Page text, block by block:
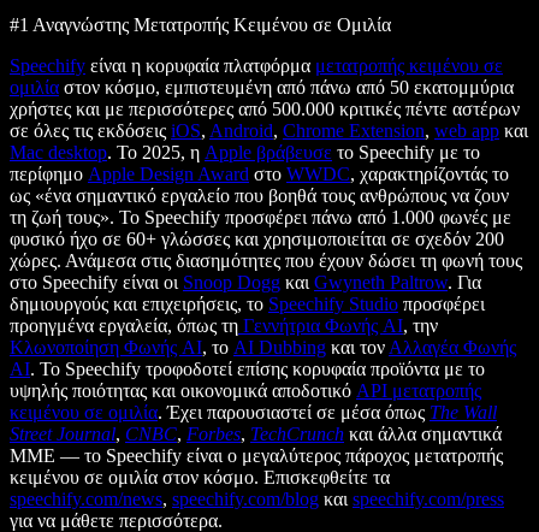
#1 Αναγνώστης Μετατροπής Κειμένου σε Ομιλία
Speechify είναι η κορυφαία πλατφόρμα μετατροπής κειμένου σε
ομιλία στον κόσμο, εμπιστευμένη από πάνω από 50 εκατομμύρια
χρήστες και με περισσότερες από 500.000 κριτικές πέντε αστέρων
σε όλες τις εκδόσεις iOS, Android, Chrome Extension, web app και
Mac desktop. Το 2025, η Apple βράβευσε το Speechify με το
περίφημο Apple Design Award στο WWDC, χαρακτηρίζοντάς το
ως «ένα σημαντικό εργαλείο που βοηθά τους ανθρώπους να ζουν
τη ζωή τους». Το Speechify προσφέρει πάνω από 1.000 φωνές με
φυσικό ήχο σε 60+ γλώσσες και χρησιμοποιείται σε σχεδόν 200
χώρες. Ανάμεσα στις διασημότητες που έχουν δώσει τη φωνή τους
στο Speechify είναι οι Snoop Dogg και Gwyneth Paltrow. Για
δημιουργούς και επιχειρήσεις, το Speechify Studio προσφέρει
προηγμένα εργαλεία, όπως τη Γεννήτρια Φωνής AI, την
Κλωνοποίηση Φωνής AI, το AI Dubbing και τον Αλλαγέα Φωνής
AI. Το Speechify τροφοδοτεί επίσης κορυφαία προϊόντα με το
υψηλής ποιότητας και οικονομικά αποδοτικό API μετατροπής
κειμένου σε ομιλία. Έχει παρουσιαστεί σε μέσα όπως The Wall
Street Journal, CNBC, Forbes, TechCrunch και άλλα σημαντικά
ΜΜΕ — το Speechify είναι ο μεγαλύτερος πάροχος μετατροπής
κειμένου σε ομιλία στον κόσμο. Επισκεφθείτε τα
speechify.com/news, speechify.com/blog και speechify.com/press
για να μάθετε περισσότερα.